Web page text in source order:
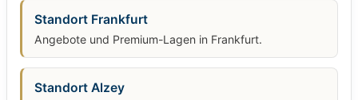
Standort Frankfurt
Angebote und Premium-Lagen in Frankfurt.
Standort Alzey